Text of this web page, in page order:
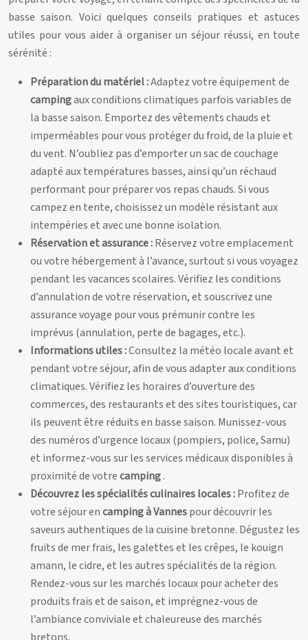
basse saison. Voici quelques conseils pratiques et astuces
utiles pour vous aider à organiser un séjour réussi, en toute
sérénité :
Préparation du matériel :Adaptez votre équipement de
campingaux conditions climatiques parfois variables de
la basse saison. Emportez des vêtements chauds et
imperméables pour vous protéger du froid, de la pluie et
du vent. N’oubliez pas d’emporter un sac de couchage
adapté aux températures basses, ainsi qu’un réchaud
performant pour préparer vos repas chauds. Si vous
campez en tente, choisissez un modèle résistant aux
intempéries et avec une bonne isolation.
Réservation et assurance :Réservez votre emplacement
ou votre hébergement à l’avance, surtout si vous voyagez
pendant les vacances scolaires. Vérifiez les conditions
d’annulation de votre réservation, et souscrivez une
assurance voyage pour vous prémunir contre les
imprévus (annulation, perte de bagages, etc.).
Informations utiles :Consultez la météo locale avant et
pendant votre séjour, afin de vous adapter aux conditions
climatiques. Vérifiez les horaires d’ouverture des
commerces, des restaurants et des sites touristiques, car
ils peuvent être réduits en basse saison. Munissez-vous
des numéros d’urgence locaux (pompiers, police, Samu)
et informez-vous sur les services médicaux disponibles à
proximité de votrecamping.
Découvrez les spécialités culinaires locales :Profitez de
votre séjour encamping à Vannespour découvrir les
saveurs authentiques de la cuisine bretonne. Dégustez les
fruits de mer frais, les galettes et les crêpes, le kouign
amann, le cidre, et les autres spécialités de la région.
Rendez-vous sur les marchés locaux pour acheter des
produits frais et de saison, et imprégnez-vous de
l’ambiance conviviale et chaleureuse des marchés